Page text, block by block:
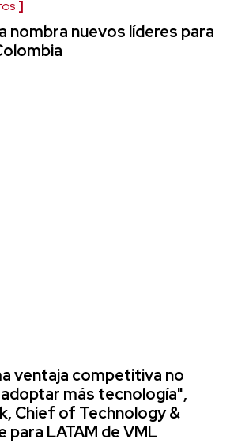
nombra nuevos líderes para
ventaja competitiva no
más tecnología",
Chief of Technology &
para LATAM de VML